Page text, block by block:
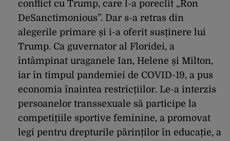
conflict cu Trump, care l-a poreclit „Ron
DeSanctimonious”. Dar s-a retras din
alegerile primare și i-a oferit susținere lui
Trump. Ca guvernator al Floridei, a
întâmpinat uraganele Ian, Helene și Milton,
iar în timpul pandemiei de COVID-19, a pus
economia înaintea restricțiilor. Le-a interzis
persoanelor transsexuale să participe la
competițiile sportive feminine, a promovat
legi pentru drepturile părinților în educație, a